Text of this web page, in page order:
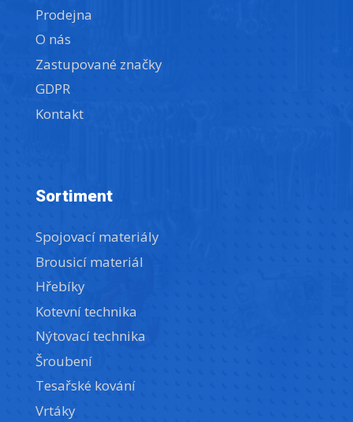
Prodejna
O nás
Zastupované značky
GDPR
Kontakt
Sortiment
Spojovací materiály
Brousicí materiál
Hřebíky
Kotevní technika
Nýtovací technika
Šroubení
Tesařské kování
Vrtáky